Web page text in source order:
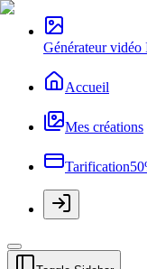
Générateur vidéo
Accueil
Mes créations
Tarification